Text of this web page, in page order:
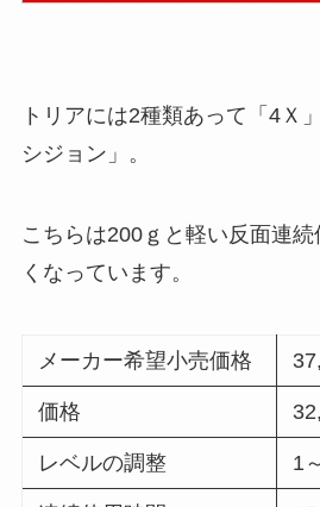
トリアには2種類あって「4Ｘ
シジョン」。
こちらは200ｇと軽い反面連
くなっています。
メーカー希望小売価格
価格
レベルの調整 1